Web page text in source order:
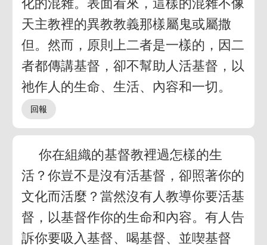
化的混雜。表面看來，這樣的混雜不像
天主教裡的異教教義那樣屬鬼或屬撒
但。然而，原則上二者是一樣的，因二
者都傳講基督，卻不幫助人活基督，以
祂作人的生命、生活、內容和一切。
你在組織的基督教裡過怎樣的生
活？你豈不是沒有活基督，卻照著你的
文化而活麼？當然沒有人教導你要活基
督，以基督作你的生命和內容。有人告
訴你要吸入基督、喝基督、並喫基督